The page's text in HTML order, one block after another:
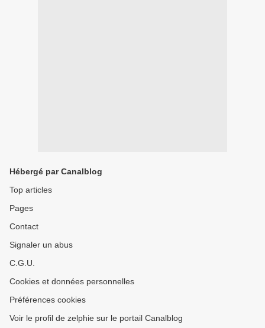
Hébergé par Canalblog
Top articles
Pages
Contact
Signaler un abus
C.G.U.
Cookies et données personnelles
Préférences cookies
Voir le profil de zelphie sur le portail Canalblog